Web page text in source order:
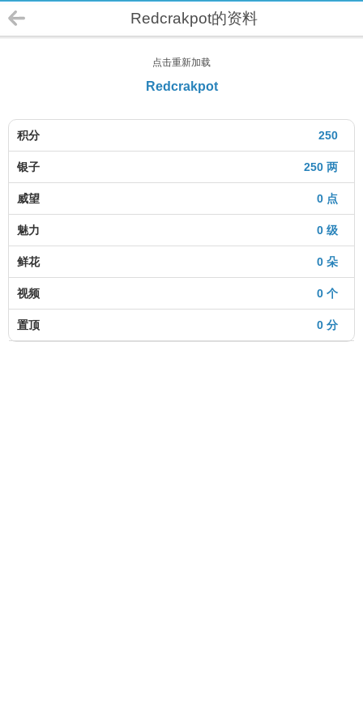
Redcrakpot的资料
点击重新加载
Redcrakpot
250
积分
250 两
银子
0 点
威望
0 级
魅力
0 朵
鲜花
0 个
视频
0 分
置顶